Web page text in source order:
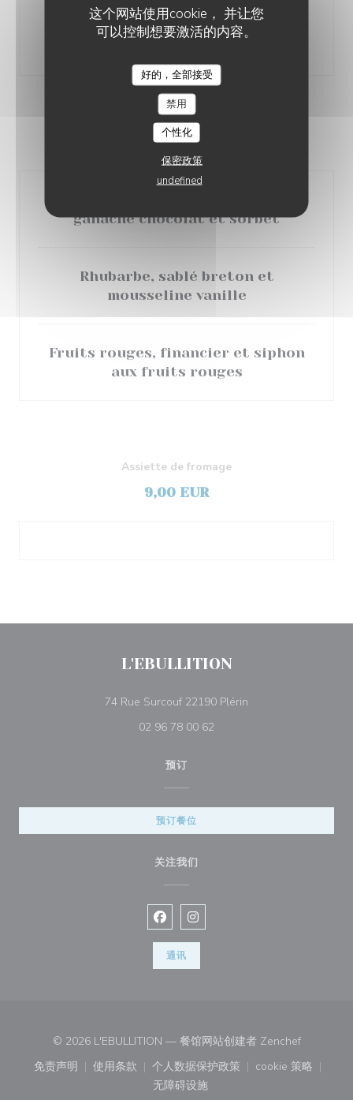
这个网站使用cookie， 并让您
可以控制想要激活的内容。
好的，全部接受
禁用
个性化
保密政策
undefined
retour de criée, petits pois à la
française et jus d'arêtes
DESSERTS
Au choix
ganache chocolat et sorbet
Rhubarbe, sablé breton et
mousseline vanille
Fruits rouges, financier et siphon
aux fruits rouges
Assiette de fromage
9,00 EUR
L'EBULLITION
74 Rue Surcouf 22190 Plérin
02 96 78 00 62
预订
预订餐位
关注我们
Facebook ((在新窗口中打开))
Instagram ((在新窗口中打开))
通讯
© 2026 L'EBULLITION — 餐馆网站创建者 Zenchef((在新窗
免责声明
((在新窗口中打开))
使用条款
((在新窗口中打开))
个人数据保护政策
((在新窗口中打开))
cookie 策略
((在新窗口
无障碍设施
((在新窗口中打开))
L'EBULLITION